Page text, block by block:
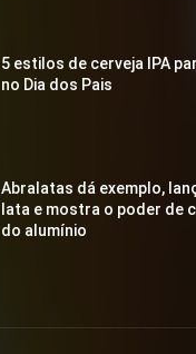
5 estilos de cerveja IPA
no Dia dos Pais
Abralatas dá exemplo,
lata e mostra o poder de
do alumínio